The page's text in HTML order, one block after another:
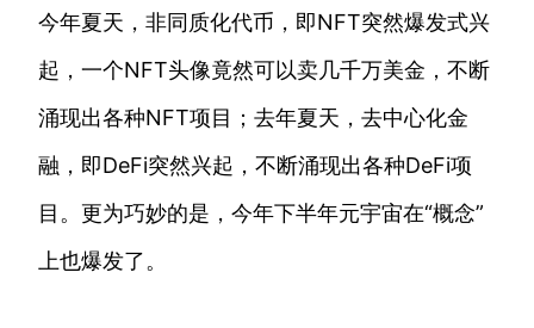
今年夏天，非同质化代币，即NFT突然爆发式兴
起，一个NFT头像竟然可以卖几千万美金，不断
涌现出各种NFT项目；去年夏天，去中心化金
融，即DeFi突然兴起，不断涌现出各种DeFi项
目。更为巧妙的是，今年下半年元宇宙在“概念”
上也爆发了。